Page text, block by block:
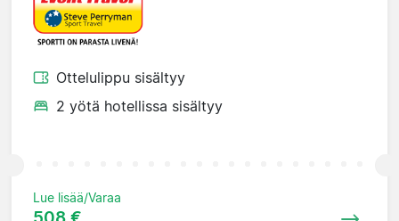
Ottelulippu sisältyy
2 yötä hotellissa sisältyy
Lue lisää/Varaa